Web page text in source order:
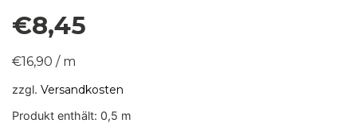
€8,45
€16,90 / m
zzgl. Versandkosten
Produkt enthält: 0,5 m